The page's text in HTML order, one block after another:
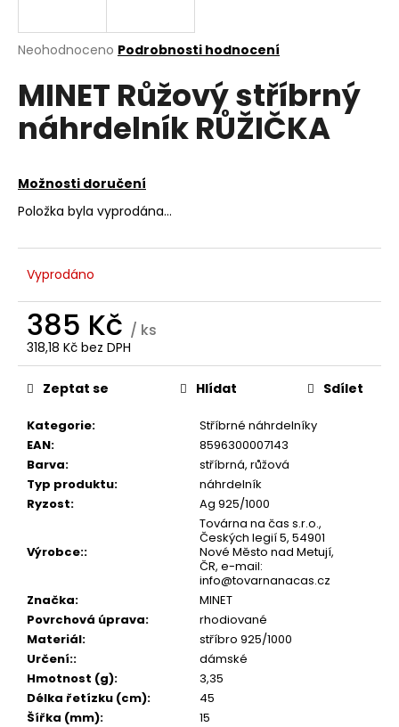
Průměrné
produktu
je
Neohodnoceno Podrobnosti hodnocení
MINET Růžový stříbrný
náhrdelník RŮŽIČKA
Možnosti doručení
Položka byla vyprodána…
Vyprodáno
385 Kč / ks
318,18 Kč bez DPH
Měrná
cena:
Kategorie:
Stříbrné náhrdelníky
EAN:
8596300007143
Barva:
stříbrná, růžová
Typ produktu:
náhrdelník
Ryzost: Ag 925/1000
Výrobce::
Továrna na čas s.r.o.,
Českých legií 5, 54901
Nové Město nad Metují,
ČR, e-mail:
info@tovarnanacas.cz
Značka:
MINET
Povrchová úprava:
rhodiované
Materiál:
stříbro 925/1000
Určení::
dámské
Hmotnost (g):
3,35
Délka řetízku (cm):
45
Šířka (mm):
15
Zeptat se Hlídat Sdílet
j
t
?
HLEDAT
D
o
p
o
r
u
u
e
m
e